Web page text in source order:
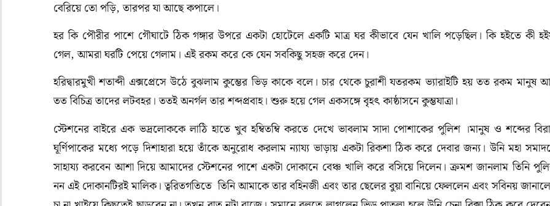
বেরিয়ে তো পড়ি, তারপর যা আছে কপালে।
হর কি পৌরীর পাশে গৌঘাটে ঠিক গঙ্গার উপরে একটা হোটেলে একটি মাত্র ঘর কীভাবে যেন খালি পড়েছিল। কি হইতে কী
গেল, আমরা ঘরটি পেয়ে গেলাম। এই রকম করে কে যেন সবকিছু সহজ করে দেন।
হরিদ্বারমুখী শতাব্দী এক্সপ্রেসে উঠে বুঝলাম কুম্ভের ভিড় কাকে বলে। চার থেকে চুরাশী যতরকম ভ্যারাইটি হয় তত রকম মানুষ
তত বিচিত্র তাদের লটবহর। ততই অনর্গল তার শব্দপ্রবাহ। শুরু হয়ে গেল একসঙ্গে বৃহৎ কাষ্ঠাসনে কুম্ভযাত্রা।
স্টেশনের বাইরে এক ভদ্রলোককে লাঠি হাতে খুব হম্বিতম্বি করতে দেখে ভাবলাম সাদা পোশাকের পুলিশ ।মানুষ ও শব্দের
ঘূর্ণিপাকের মধ্যে পড়ে দিশাহারা হয়ে তাঁকে অনুরোধ করলাম ন্যায্য ভাড়ায় একটা রিকশা ঠিক করে দেবার জন্য। উনি মহা
সাহায্য করবেন আশা দিয়ে আমাদের স্টেশনের পাশে একটা দোকানে বেঞ্চ খালি করে বসিয়ে দিলেন। ক্রমশ জানলাম তিনি
নন এই দোকানটিরই মালিক। ত্বরিতগতিতে তিনি আমাকে তার বহিনজী এবং তার ছেলের বুয়া বানিয়ে ফেললেন এবং সবিনয়